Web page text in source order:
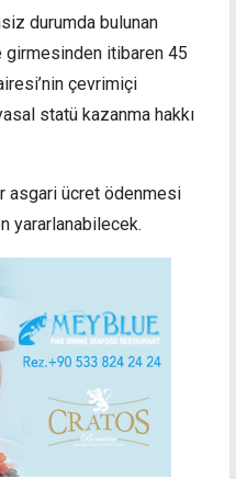
durumda bulunan
girmesinden itibaren 45
çevrimiçi
statü kazanma hakkı
asgari ücret ödenmesi
yararlanabilecek.